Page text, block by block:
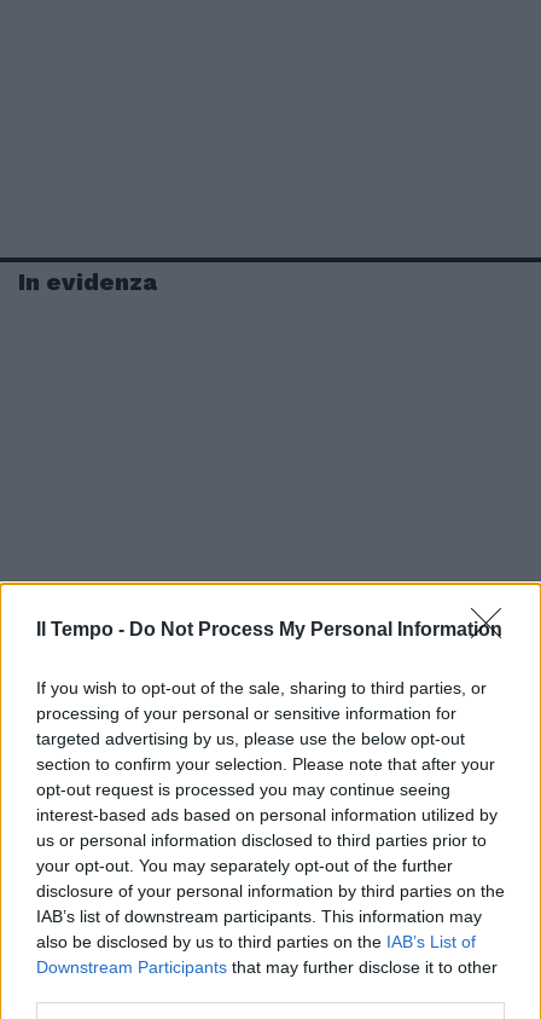
Il Tempo - Do Not Process My Personal Information
If you wish to opt-out of the sale, sharing to third parties, or
processing of your personal or sensitive information for
targeted advertising by us, please use the below opt-out
section to confirm your selection. Please note that after your
opt-out request is processed you may continue seeing
interest-based ads based on personal information utilized by
us or personal information disclosed to third parties prior to
your opt-out. You may separately opt-out of the further
disclosure of your personal information by third parties on the
IAB’s list of downstream participants. This information may
also be disclosed by us to third parties on the IAB’s List of
Downstream Participants that may further disclose it to other
In evidenza